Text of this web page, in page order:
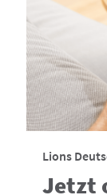
Lions
Jetzt